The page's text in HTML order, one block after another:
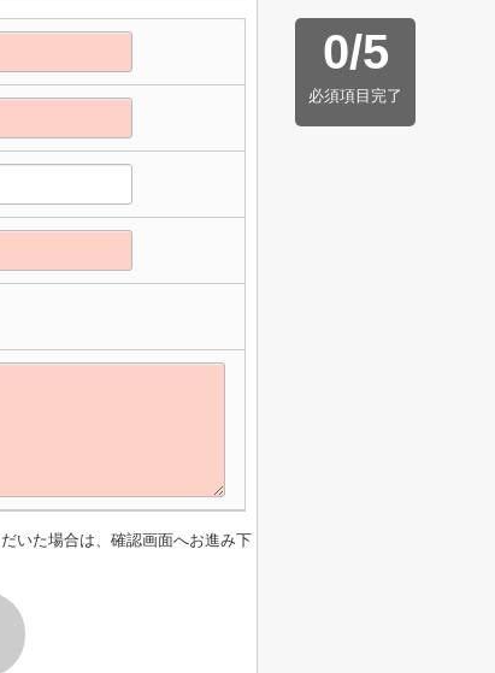
0/5
必須項目完了
いた場合は、確認画面へお進み下